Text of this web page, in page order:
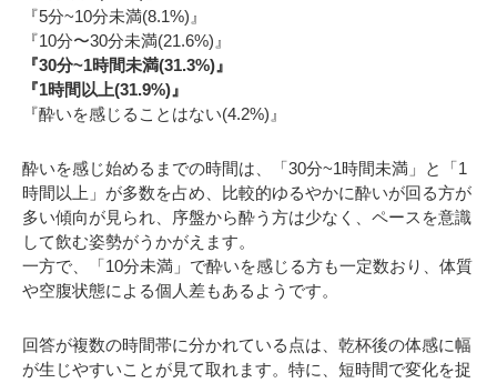
『5分~10分未満(8.1%)』
『10分〜30分未満(21.6%)』
『30分~1時間未満(31.3%)』
『1時間以上(31.9%)』
『酔いを感じることはない(4.2%)』
酔いを感じ始めるまでの時間は、「30分~1時間未満」と「1
時間以上」が多数を占め、比較的ゆるやかに酔いが回る方が
多い傾向が見られ、序盤から酔う方は少なく、ペースを意識
して飲む姿勢がうかがえます。
一方で、「10分未満」で酔いを感じる方も一定数おり、体質
や空腹状態による個人差もあるようです。
回答が複数の時間帯に分かれている点は、乾杯後の体感に幅
が生じやすいことが見て取れます。特に、短時間で変化を捉